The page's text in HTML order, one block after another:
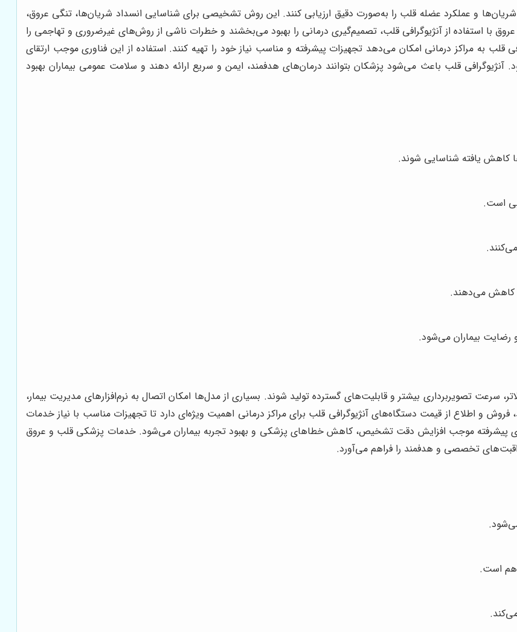
و عملکرد عضله قلب را به‌صورت دقیق ارزیابی کنند. این روش تشخیصی برای شناسایی انسداد شریان‌ها، تنگی عروق،
با استفاده از آنژیوگرافی قلب، تصمیم‌گیری درمانی را بهبود می‌بخشند و خطرات ناشی از روش‌های غیرضروری و تهاجمی را
به مراکز درمانی امکان می‌دهد تجهیزات پیشرفته و مناسب نیاز خود را تهیه کنند. استفاده از این فناوری موجب ارتقای
قلب باعث می‌شود پزشکان بتوانند درمان‌های هدفمند، ایمن و سریع ارائه دهند و سلامت عمومی بیماران بهبود
کاهش یافته شناسایی شوند.
است.
کاهش می‌دهند.
رضایت بیماران می‌شود.
سرعت تصویربرداری بیشتر و قابلیت‌های گسترده تولید شوند. بسیاری از مدل‌ها امکان اتصال به نرم‌افزارهای مدیریت بیمار،
فروش و اطلاع از قیمت دستگاه‌های آنژیوگرافی قلب برای مراکز درمانی اهمیت ویژه‌ای دارد تا تجهیزات مناسب با نیاز خدمات
پیشرفته موجب افزایش دقت تشخیص، کاهش خطاهای پزشکی و بهبود تجربه بیماران می‌شود. خدمات پزشکی قلب و عروق
تخصصی و هدفمند را فراهم می‌آورد.
است.